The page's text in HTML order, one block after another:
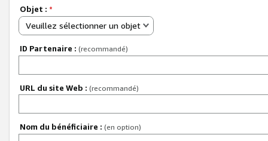
Objet : *
Veuillez sélectionner un objet
ID Partenaire : (recommandé)
URL du site Web : (recommandé)
Nom du bénéficiaire : (en option)